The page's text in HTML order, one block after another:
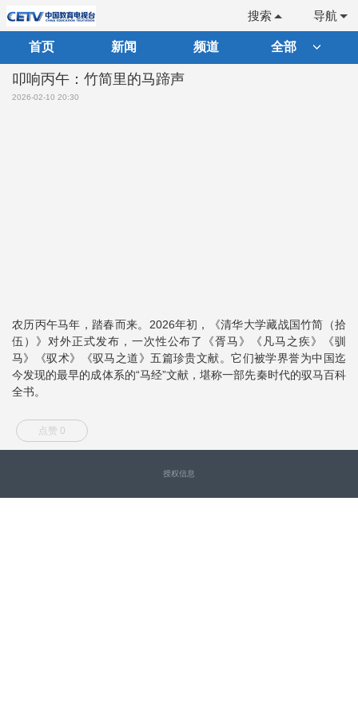
导航
搜索
首页 新闻 频道 全部
叩响丙午：竹简里的马蹄声
2026-02-10 20:30
农历丙午马年，踏春而来。2026年初，《清华大学藏战国竹简（拾
伍）》对外正式发布，一次性公布了《胥马》《凡马之疾》《驯
马》《驭术》《驭马之道》五篇珍贵文献。它们被学界誉为中国迄
今发现的最早的成体系的“马经”文献，堪称一部先秦时代的驭马百科
全书。
点赞 0
授权信息